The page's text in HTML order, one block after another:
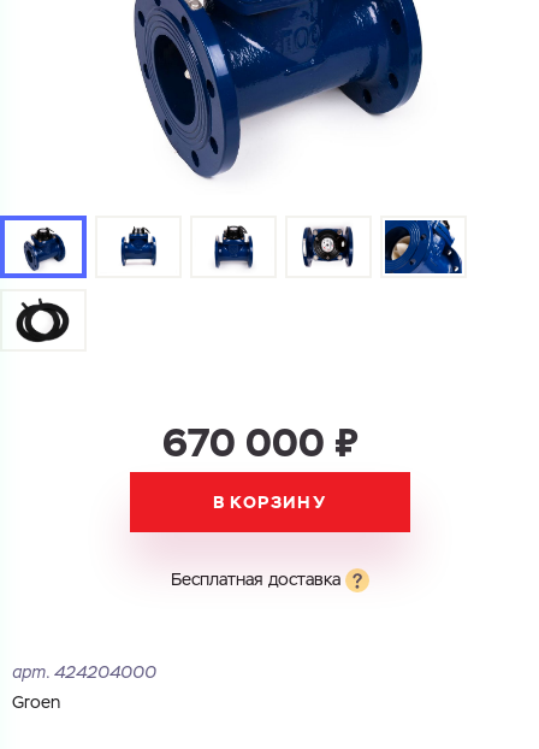
670 000 ₽
В КОРЗИНУ
Бесплатная доставка
арт. 424204000
Groen